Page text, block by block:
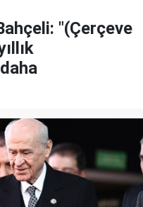
"(Çerçeve